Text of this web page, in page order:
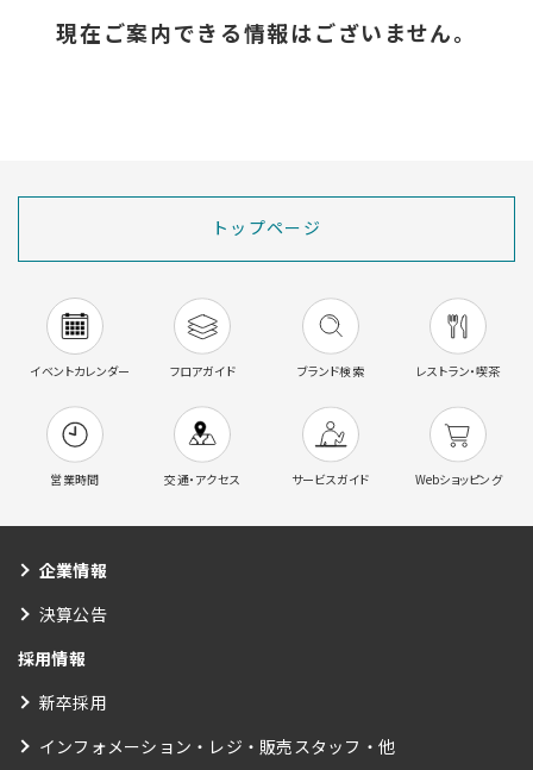
現在ご案内できる情報はございません。
トップページ
イベントカレンダー フロアガイド ブランド検索 レストラン・喫茶
営業時間 交通・アクセス サービスガイド Webショッピング
企業情報
決算公告
採用情報
新卒採用
インフォメーション・レジ・販売スタッフ・他